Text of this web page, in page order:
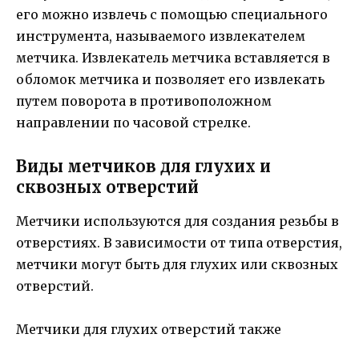
его можно извлечь с помощью специального
инструмента, называемого извлекателем
метчика. Извлекатель метчика вставляется в
обломок метчика и позволяет его извлекать
путем поворота в противоположном
направлении по часовой стрелке.
Виды метчиков для глухих и
сквозных отверстий
Метчики используются для создания резьбы в
отверстиях. В зависимости от типа отверстия,
метчики могут быть для глухих или сквозных
отверстий.
Метчики для глухих отверстий также